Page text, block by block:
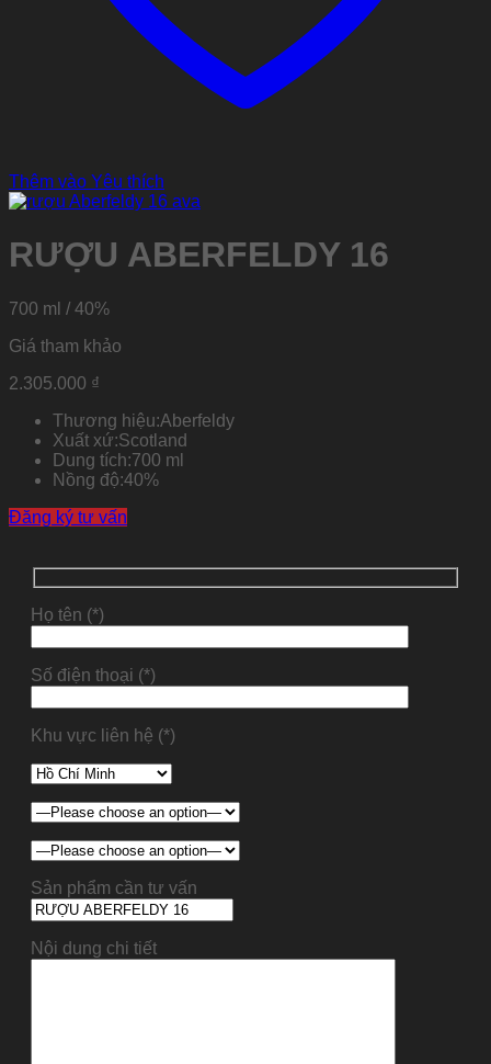
Thêm vào Yêu thích
RƯỢU ABERFELDY 16
700 ml / 40%
Giá tham khảo
2.305.000 ₫
Thương hiệu:Aberfeldy
Xuất xứ:Scotland
Dung tích:700 ml
Nồng độ:40%
Đăng ký tư vấn
Họ tên (*)
Số điện thoại (*)
Khu vực liên hệ (*)
Sản phẩm cần tư vấn
Nội dung chi tiết